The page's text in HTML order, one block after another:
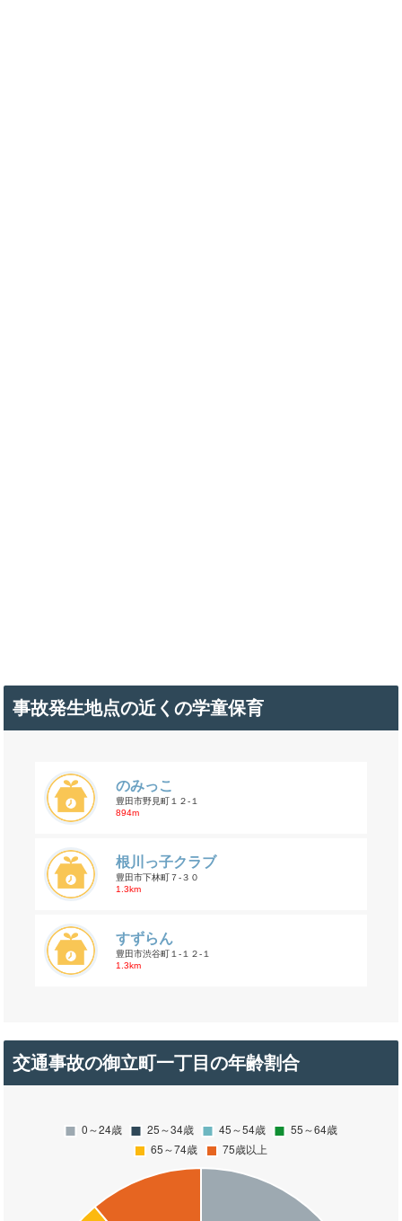
事故発生地点の近くの学童保育
のみっこ
豊田市野見町１２-１
894m
根川っ子クラブ
豊田市下林町７-３０
1.3km
すずらん
豊田市渋谷町１-１２-１
1.3km
交通事故の御立町一丁目の年齢割合